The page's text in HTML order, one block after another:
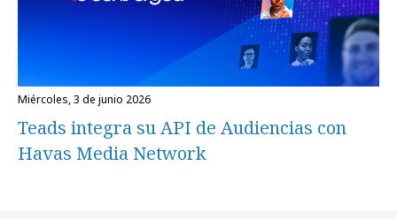
miércoles, 3 de junio 2026
Teads integra su API de Audiencias con
Havas Media Network